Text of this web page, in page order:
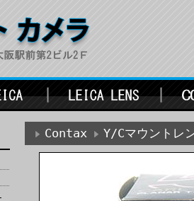
Contax Y/Cマウントレ